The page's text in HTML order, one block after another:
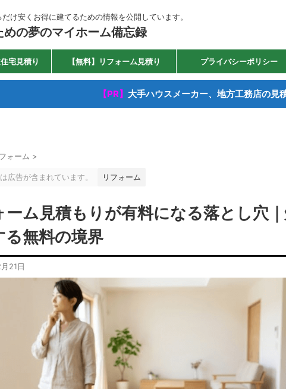
け安くお得に建てるための情報を公開しています。
めの夢のマイホーム備忘録
宅見積り 【無料】リフォーム見積り プライバシーポリシー
【PR】 大手ハウスメーカー、地方工務店の見
ォーム >
広告が含まれています。 リフォーム
ーム見積もりが有料になる落とし穴
る無料の境界
21日